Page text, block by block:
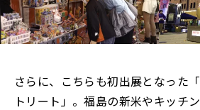
さらに、こちらも初出展となった
トリート」。福島の新米やキッチ